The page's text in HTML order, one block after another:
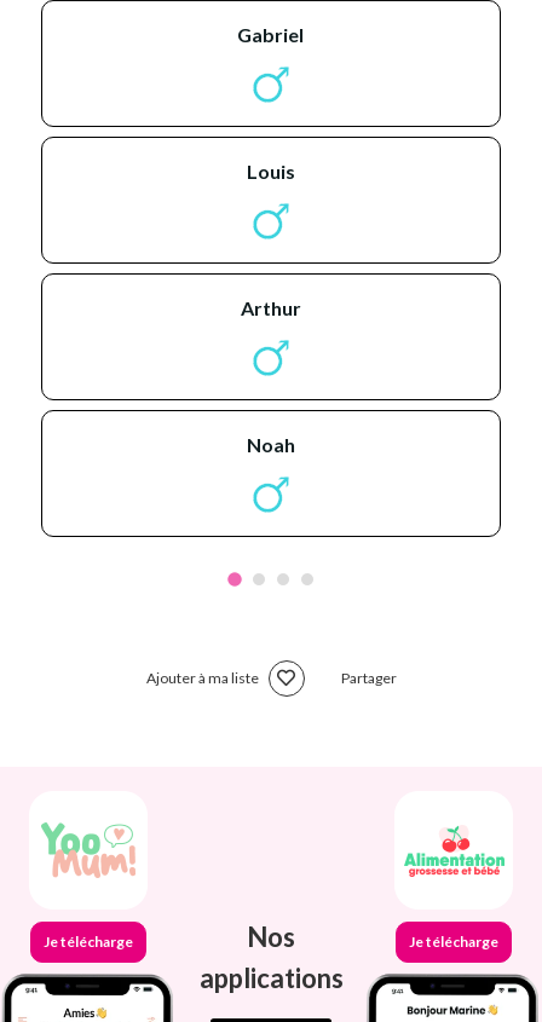
gabriel
louis
arthur
noah
Ajouter à ma liste Partager
Je télécharge
Nos
applications
Je télécharge